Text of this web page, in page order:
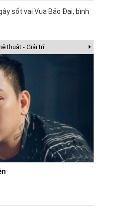
sốt vai Vua Bảo Đại, bình
thuật - Giải trí